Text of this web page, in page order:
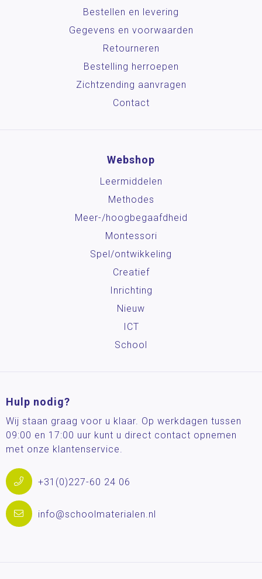
Bestellen en levering
Gegevens en voorwaarden
Retourneren
Bestelling herroepen
Zichtzending aanvragen
Contact
Webshop
Leermiddelen
Methodes
Meer-/hoog­begaafdheid
Montessori
Spel/ontwikkeling
Creatief
Inrichting
Nieuw
ICT
School
Hulp nodig?
Wij staan graag voor u klaar. Op werkdagen tussen
09:00 en 17:00 uur kunt u direct contact opnemen
met onze klantenservice.
+31(0)227-60 24 06
info@schoolmaterialen.nl